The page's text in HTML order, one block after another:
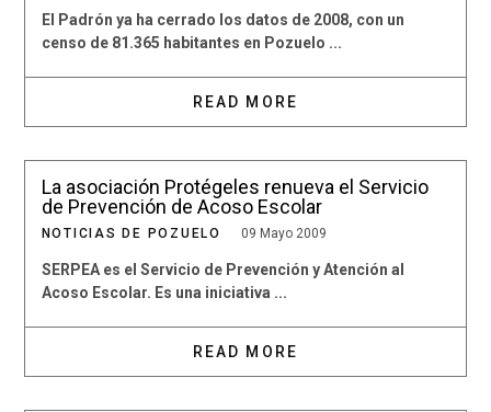
El Padrón ya ha cerrado los datos de 2008, con un
censo de 81.365 habitantes en Pozuelo ...
READ MORE
La asociación Protégeles renueva el Servicio
de Prevención de Acoso Escolar
NOTICIAS DE POZUELO 09 Mayo 2009
SERPEA es el Servicio de Prevención y Atención al
Acoso Escolar. Es una iniciativa ...
READ MORE